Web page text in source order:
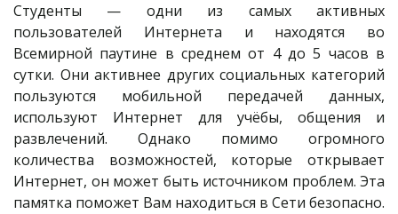
Студенты — одни из самых активных
пользователей Интернета и находятся во
Всемирной паутине в среднем от 4 до 5 часов в
сутки. Они активнее других социальных категорий
пользуются мобильной передачей данных,
используют Интернет для учёбы, общения и
развлечений. Однако помимо огромного
количества возможностей, которые открывает
Интернет, он может быть источником проблем. Эта
памятка поможет Вам находиться в Сети безопасно.